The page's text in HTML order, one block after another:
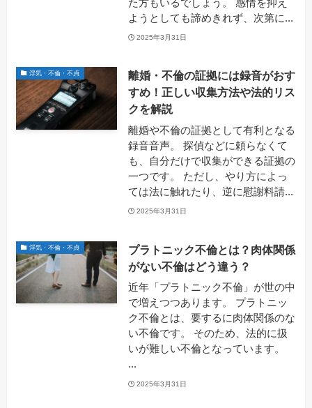
ようとしても諦めきれず、次第に...
2025年3月31日
浮気・不倫・不貞
離婚・不倫の証拠には録音がおす
すめ！正しい収集方法や法的リス
クを解説
離婚や不倫の証拠として有利となる
録音音声。 探偵などに頼らなくて
も、自分だけで収集ができる証拠の
一つです。 ただし、やり方によっ
ては法に触れたり、逆に慰謝料請...
2025年3月31日
浮気・不倫・不貞
プラトニック不倫とは？肉体関係
がない不倫はどう違う？
近年「プラトニック不倫」が世の中
で増えつつあります。 プラトニッ
ク不倫とは、要するに肉体関係のな
い不倫です。 そのため、法的に扱
いが難しい不倫となっています。
...
2025年3月31日